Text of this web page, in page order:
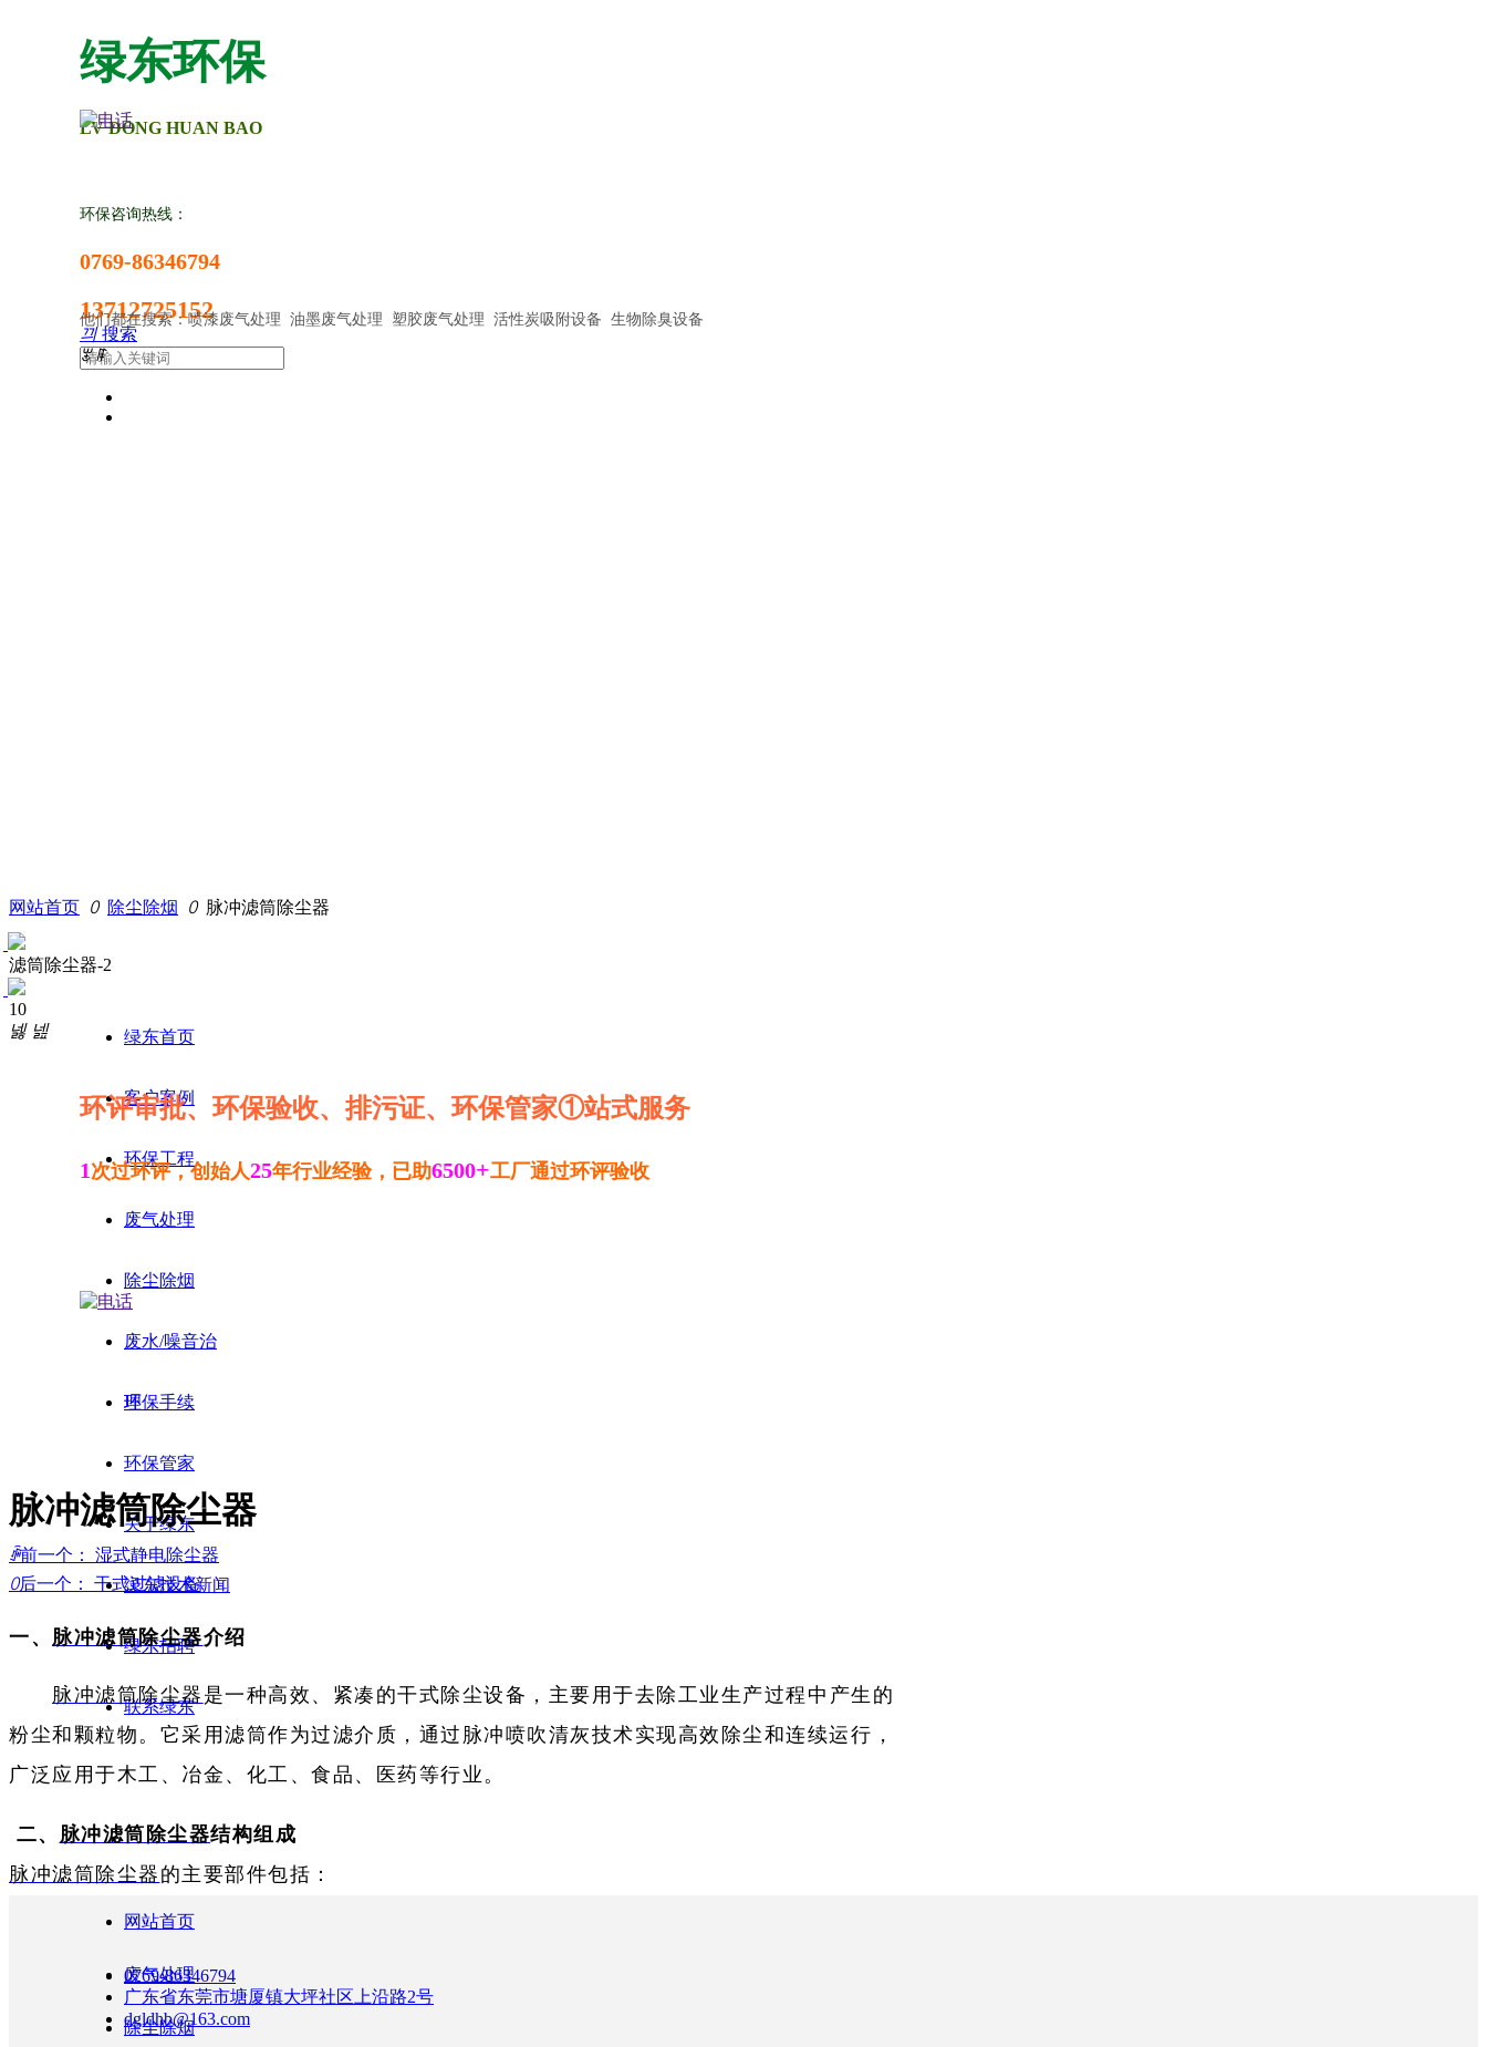
绿东环保
LV DONG HUAN BAO
环保咨询热线：
0769-86346794
13712725152
他们都在搜索：喷漆废气处理 油墨废气处理 塑胶废气处理 活性炭吸附设备 生物除臭设备
끠 搜索
ꂃ ꁹ
绿东首页
客户案例
环保工程
废气处理
除尘除烟
废水/噪音治
理
环保手续
环保管家
关于绿东
绿东技术新闻
绿东招聘
联系绿东
环评审批、环保验收、排污证、环保管家①站式服务
1 次过环评，创始人25年行业经验，已助6500+工厂通过环评验收
网站首页 ꄲ 除尘除烟 ꄲ 脉冲滤筒除尘器
滤筒除尘器-2
10
넳 넲
脉冲滤筒除尘器
ꄴ前一个：
湿式静电除尘器
ꄲ后一个： 干式过滤设备
一、 脉冲滤筒除尘器介绍
脉冲滤筒除尘器 是一种高效、紧凑的干式除尘设备，主要用于去除工业生产过程中产生的
粉尘和颗粒物。它采用滤筒作为过滤介质，通过脉冲喷吹清灰技术实现高效除尘和连续运行，
广泛应用于木工、冶金、化工、食品、医药等行业。
二、 脉冲滤筒除尘器结构组成‌
脉冲滤筒除尘器 的主要部件包括：
1、‌滤筒‌：核心过滤元件，采用聚酯纤维等高性能材料折叠而成，具有较大的过滤面积‌。
2、‌脉冲喷吹装置‌：包括气包、脉冲阀和喷吹管，用于实现高效清灰‌。
3、‌灰斗‌：用于收集和排出粉尘‌。
网站首页
废气处理
除尘除烟
0769-86346794
广东省东莞市塘厦镇大坪社区上沿路2号
dgldhb@163.com